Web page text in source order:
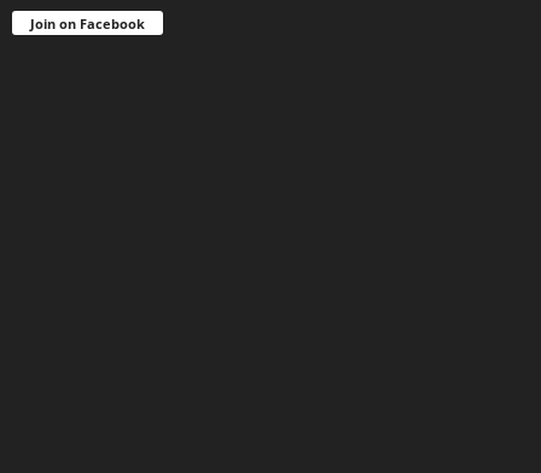
Join on Facebook